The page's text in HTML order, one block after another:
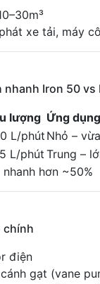
xe tải, máy
nhanh Iron 50 vs
lượng Ứng dụng
L/phút Nhỏ – vừa
L/phútTrung –
hơn ~50%
chính
điện
gạt (vane